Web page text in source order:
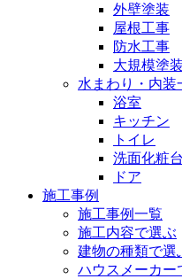
外壁塗装
屋根工事
防水工事
大規模塗装
水まわり・内装
浴室
キッチン
トイレ
洗面化粧台
ドア
施工事例
施工事例一覧
施工内容で選ぶ
建物の種類で選
ハウスメーカー